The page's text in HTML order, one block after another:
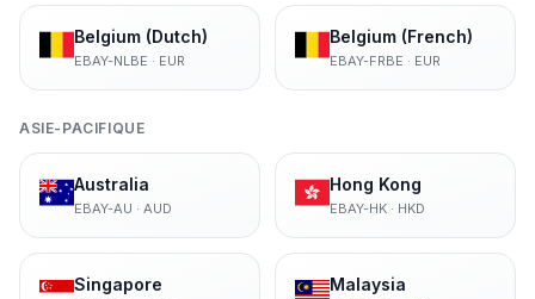
Belgium (Dutch)
EBAY-NLBE · EUR
Belgium (French)
EBAY-FRBE · EUR
ASIE-PACIFIQUE
Australia
EBAY-AU · AUD
Hong Kong
EBAY-HK· HKD
Singapore Malaysia